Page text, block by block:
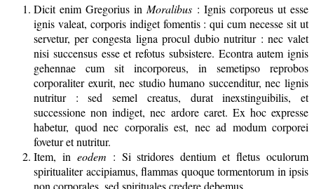
Dicit enim Gregorius in Moralibus : Ignis corporeus ut esse
ignis valeat, corporis indiget fomentis : qui cum necesse sit ut
servetur, per congesta ligna procul dubio nutritur : nec valet
nisi succensus esse et refotus subsistere. Econtra autem ignis
gehennae cum sit incorporeus, in semetipso reprobos
corporaliter exurit, nec studio humano succenditur, nec lignis
nutritur : sed semel creatus, durat inexstinguibilis, et
successione non indiget, nec ardore caret. Ex hoc expresse
habetur, quod nec corporalis est, nec ad modum corporei
fovetur et nutritur.
Item, in eodem : Si stridores dentium et fletus oculorum
spiritualiter accipiamus, flammas quoque tormentorum in ipsis
non corporales, sed spirituales credere debemus.